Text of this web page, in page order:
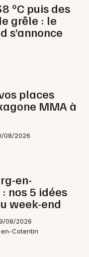
°C puis des
grêle : le
s’annonce
places
MMA à
08/2026
en-
nos 5 idées
week-end
08/2026
Cotentin